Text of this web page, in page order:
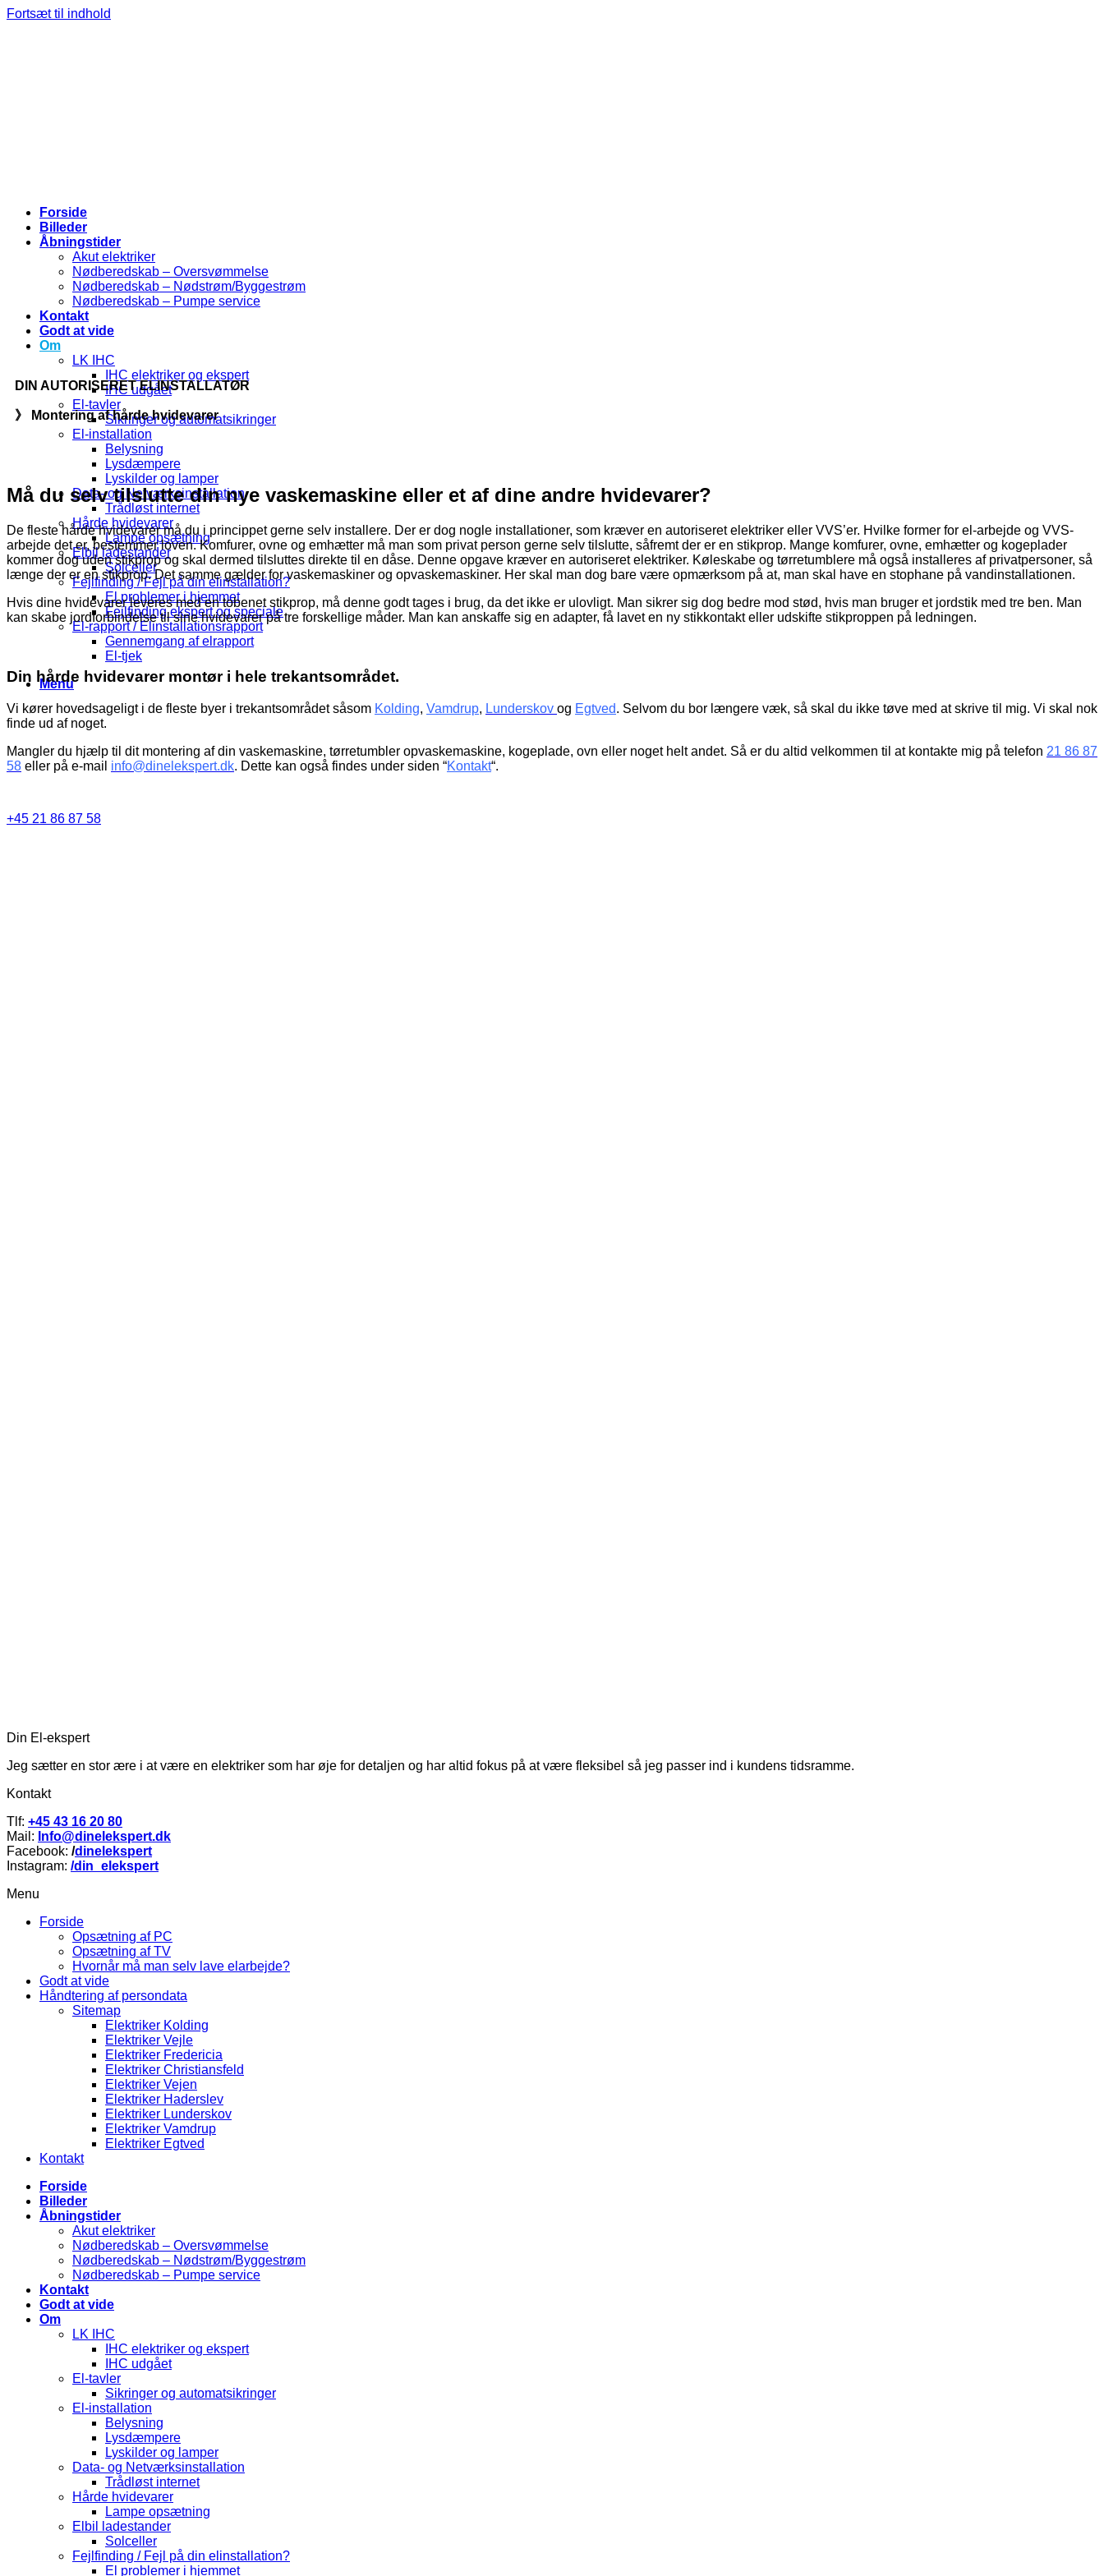
Fortsæt til indhold
Forside
Billeder
Åbningstider
Akut elektriker
Nødberedskab – Oversvømmelse
Nødberedskab – Nødstrøm/Byggestrøm
Nødberedskab – Pumpe service
Kontakt
Godt at vide
Om
LK IHC
IHC elektriker og ekspert
IHC udgået
El-tavler
Sikringer og automatsikringer
El-installation
Belysning
Lysdæmpere
Lyskilder og lamper
Data- og Netværksinstallation
Trådløst internet
Hårde hvidevarer
Lampe opsætning
Elbil ladestander
Solceller
Fejlfinding / Fejl på din elinstallation?
El problemer i hjemmet
Fejlfinding ekspert og speciale
El-rapport / Elinstallationsrapport
Gennemgang af elrapport
El-tjek
Menu
DIN AUTORISERET ELINSTALLATØR
》 Montering af hårde hvidevarer
Må du selv tilslutte din nye vaskemaskine eller et af dine andre hvidevarer?
De fleste hårde hvidevarer må du i princippet gerne selv installere. Der er dog nogle installationer, som kræver en autoriseret elektriker eller VVS’er. Hvilke former for el-arbejde og VVS-
arbejde det er, bestemmer loven. Komfurer, ovne og emhætter må man som privat person gerne selv tilslutte, såfremt der er en stikprop. Mange komfurer, ovne, emhætter og kogeplader
kommer dog uden stikprop og skal dermed tilsluttes direkte til en dåse. Denne opgave kræver en autoriseret elektriker. Køleskabe og tørretumblere må også installeres af privatpersoner, så
længe der er en stikprop. Det samme gælder for vaskemaskiner og opvaskemaskiner. Her skal man dog bare være opmærksom på at, man skal have en stophane på vandinstallationen.
Hvis dine hvidevarer leveres med en tobenet stikprop, må denne godt tages i brug, da det ikke er ulovligt. Man sikrer sig dog bedre mod stød, hvis man bruger et jordstik med tre ben. Man
kan skabe jordforbindelse til sine hvidevarer på tre forskellige måder. Man kan anskaffe sig en adapter, få lavet en ny stikkontakt eller udskifte stikproppen på ledningen.
Din hårde hvidevarer montør i hele trekantsområdet.
Vi kører hovedsageligt i de fleste byer i trekantsområdet såsom Kolding, Vamdrup, Lunderskov og Egtved. Selvom du bor længere væk, så skal du ikke tøve med at skrive til mig. Vi skal nok
finde ud af noget.
Mangler du hjælp til dit montering af din vaskemaskine, tørretumbler opvaskemaskine, kogeplade, ovn eller noget helt andet. Så er du altid velkommen til at kontakte mig på telefon 21 86 87
58 eller på e-mail info@dinelekspert.dk. Dette kan også findes under siden “Kontakt“.
+45 21 86 87 58
Din El-ekspert
Jeg sætter en stor ære i at være en elektriker som har øje for detaljen og har altid fokus på at være fleksibel så jeg passer ind i kundens tidsramme.
Kontakt
Tlf: +45 43 16 20 80
Mail: Info@dinelekspert.dk
Facebook: /dinelekspert
Instagram: /din_elekspert
Menu
Forside
Opsætning af PC
Opsætning af TV
Hvornår må man selv lave elarbejde?
Godt at vide
Håndtering af persondata
Sitemap
Elektriker Kolding
Elektriker Vejle
Elektriker Fredericia
Elektriker Christiansfeld
Elektriker Vejen
Elektriker Haderslev
Elektriker Lunderskov
Elektriker Vamdrup
Elektriker Egtved
Kontakt
Forside
Billeder
Åbningstider
Akut elektriker
Nødberedskab – Oversvømmelse
Nødberedskab – Nødstrøm/Byggestrøm
Nødberedskab – Pumpe service
Kontakt
Godt at vide
Om
LK IHC
IHC elektriker og ekspert
IHC udgået
El-tavler
Sikringer og automatsikringer
El-installation
Belysning
Lysdæmpere
Lyskilder og lamper
Data- og Netværksinstallation
Trådløst internet
Hårde hvidevarer
Lampe opsætning
Elbil ladestander
Solceller
Fejlfinding / Fejl på din elinstallation?
El problemer i hjemmet